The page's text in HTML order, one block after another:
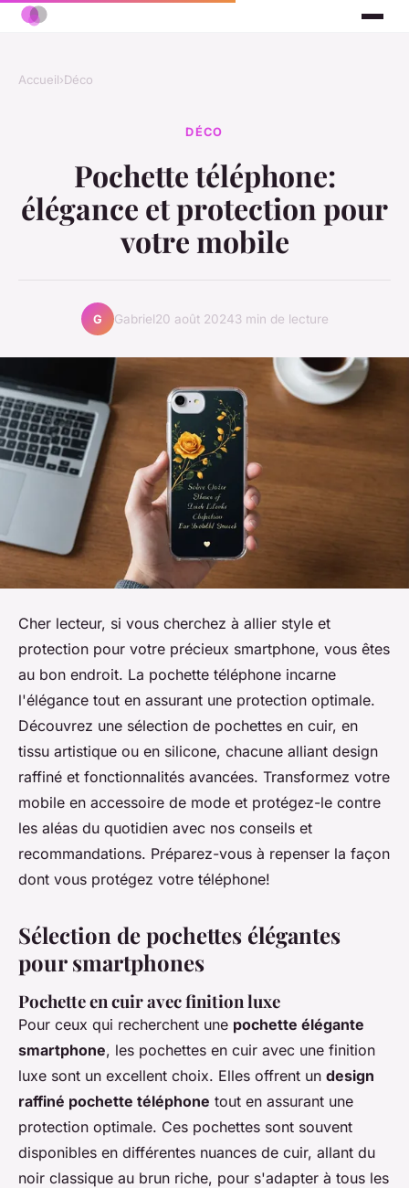
Accueil›Déco
DÉCO
Pochette téléphone:
élégance et protection pour
votre mobile
G Gabriel20 août 20243 min de lecture
Cher lecteur, si vous cherchez à allier style et
protection pour votre précieux smartphone, vous êtes
au bon endroit. La pochette téléphone incarne
l'élégance tout en assurant une protection optimale.
Découvrez une sélection de pochettes en cuir, en
tissu artistique ou en silicone, chacune alliant design
raffiné et fonctionnalités avancées. Transformez votre
mobile en accessoire de mode et protégez-le contre
les aléas du quotidien avec nos conseils et
recommandations. Préparez-vous à repenser la façon
dont vous protégez votre téléphone!
Sélection de pochettes élégantes
pour smartphones
Pochette en cuir avec finition luxe
Pour ceux qui recherchent une pochette élégante
smartphone, les pochettes en cuir avec une finition
luxe sont un excellent choix. Elles offrent un design
raffiné pochette téléphone tout en assurant une
protection optimale. Ces pochettes sont souvent
disponibles en différentes nuances de cuir, allant du
noir classique au brun riche, pour s'adapter à tous les